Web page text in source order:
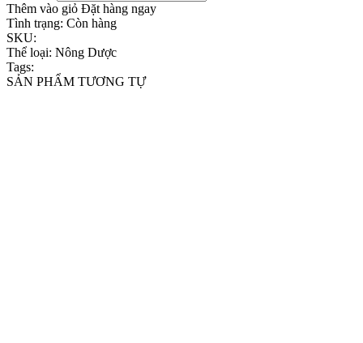
Thêm vào giỏ Đặt hàng ngay
Tình trạng: Còn hàng
SKU:
Thể loại: Nông Dược
Tags:
SẢN PHẨM TƯƠNG TỰ